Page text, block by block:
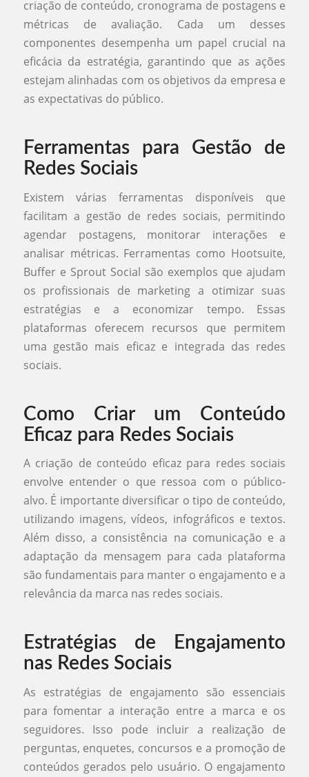
criação de conteúdo, cronograma de postagens e
métricas de avaliação. Cada um desses
componentes desempenha um papel crucial na
eficácia da estratégia, garantindo que as ações
estejam alinhadas com os objetivos da empresa e
as expectativas do público.
Ferramentas para Gestão de
Redes Sociais
Existem várias ferramentas disponíveis que
facilitam a gestão de redes sociais, permitindo
agendar postagens, monitorar interações e
analisar métricas. Ferramentas como Hootsuite,
Buffer e Sprout Social são exemplos que ajudam
os profissionais de marketing a otimizar suas
estratégias e a economizar tempo. Essas
plataformas oferecem recursos que permitem
uma gestão mais eficaz e integrada das redes
sociais.
Como Criar um Conteúdo
Eficaz para Redes Sociais
A criação de conteúdo eficaz para redes sociais
envolve entender o que ressoa com o público-
alvo. É importante diversificar o tipo de conteúdo,
utilizando imagens, vídeos, infográficos e textos.
Além disso, a consistência na comunicação e a
adaptação da mensagem para cada plataforma
são fundamentais para manter o engajamento e a
relevância da marca nas redes sociais.
Estratégias de Engajamento
nas Redes Sociais
As estratégias de engajamento são essenciais
para fomentar a interação entre a marca e os
seguidores. Isso pode incluir a realização de
perguntas, enquetes, concursos e a promoção de
conteúdos gerados pelo usuário. O engajamento